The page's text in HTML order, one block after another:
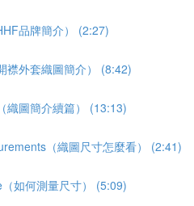
品牌簡介） (2:27)
襟外套織圖簡介） (8:42)
織圖簡介續篇） (13:13)
（織圖尺寸怎麼看） (2:41)
如何測量尺寸） (5:09)